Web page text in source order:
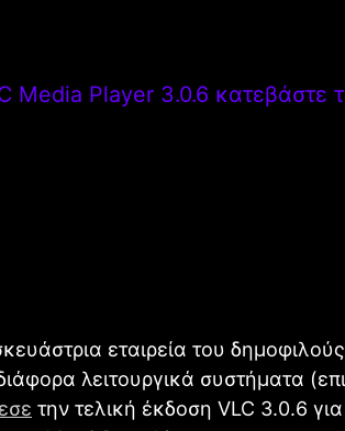
Media Player 3.0.6 κατεβάστε
εταιρεία του
λειτουργικά συστήματα
την τελική έκδοση VLC 3.0.6 για